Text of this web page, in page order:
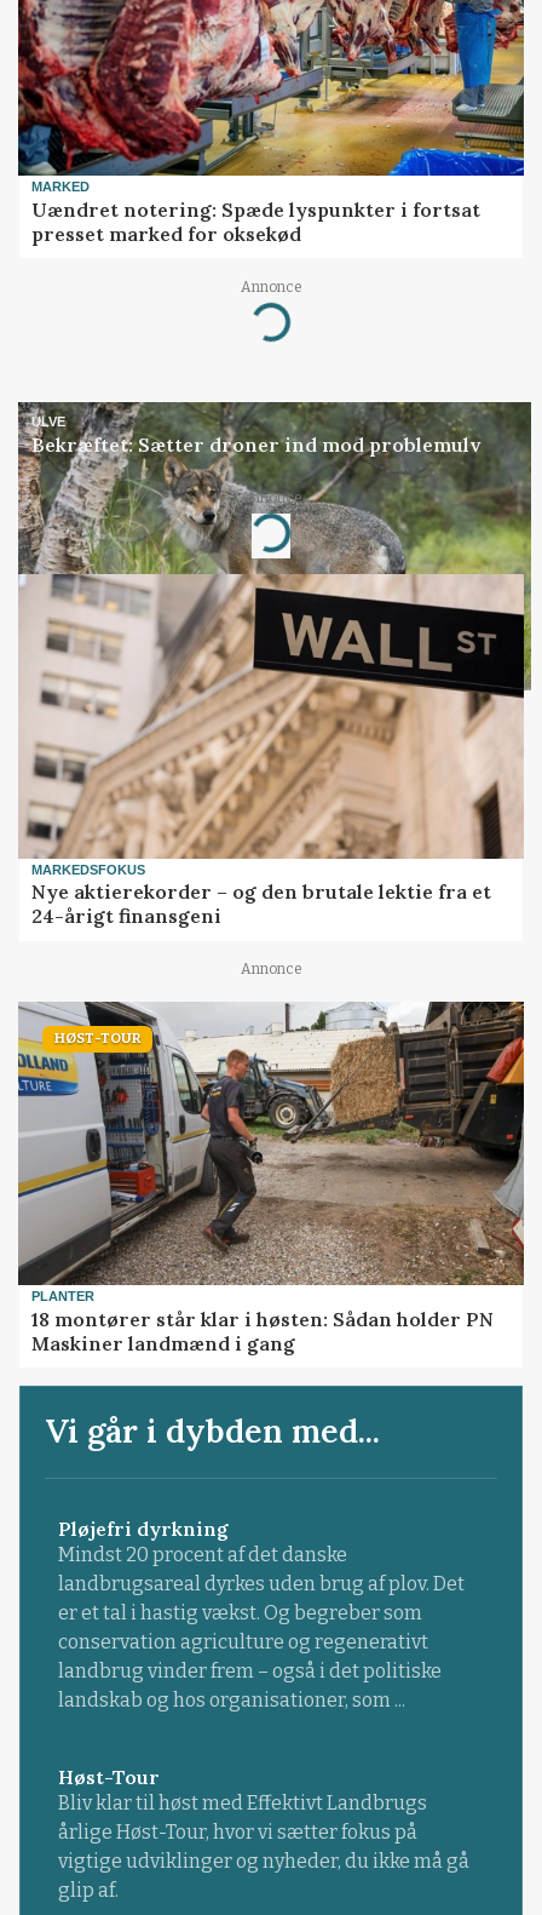
MARKED
Uændret notering: Spæde lyspunkter i fortsat
presset marked for oksekød
Annonce
Loading...
ULVE
Bekræftet: Sætter droner ind mod problemulv
Annonce
Loading...
MARKEDSFOKUS
Nye aktierekorder – og den brutale lektie fra et
24-årigt finansgeni
Annonce
HØST-TOUR
PLANTER
18 montører står klar i høsten: Sådan holder PN
Maskiner landmænd i gang
Vi går i dybden med...
Pløjefri dyrkning
Mindst 20 procent af det danske
landbrugsareal dyrkes uden brug af plov. Det
er et tal i hastig vækst. Og begreber som
conservation agriculture og regenerativt
landbrug vinder frem – også i det politiske
landskab og hos organisationer, som ...
Høst-Tour
Bliv klar til høst med Effektivt Landbrugs
årlige Høst-Tour, hvor vi sætter fokus på
vigtige udviklinger og nyheder, du ikke må gå
glip af.